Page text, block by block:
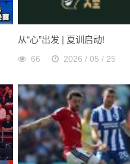
从“心”出发 | 夏训启动!
66 2026 / 05 / 25